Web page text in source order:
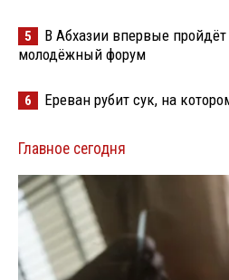
5
В Абхазии впервые
молодёжный форум
6 Ереван рубит сук, на
Главное сегодня